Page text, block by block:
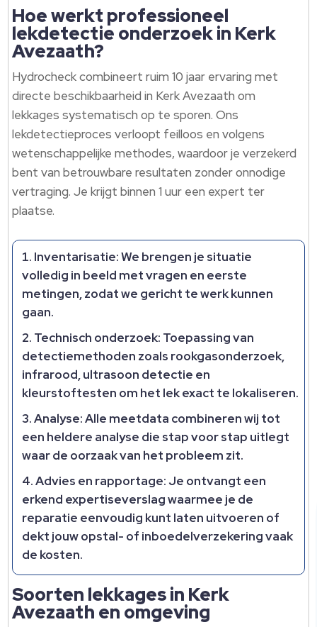
Hoe werkt professioneel
lekdetectie onderzoek in Kerk
Avezaath?
Hydrocheck combineert ruim 10 jaar ervaring met
directe beschikbaarheid in Kerk Avezaath om
lekkages systematisch op te sporen.​ Ons
lekdetectieproces verloopt feilloos en volgens
wetenschappelijke methodes, waardoor je verzekerd
bent van betrouwbare resultaten zonder onnodige
vertraging.​ Je krijgt binnen 1 uur een expert ter
plaatse.​
Inventarisatie: We brengen je situatie
volledig in beeld met vragen en eerste
metingen, zodat we gericht te werk kunnen
gaan.​
Technisch onderzoek: Toepassing van
detectiemethoden zoals rookgasonderzoek,
infrarood, ultrasoon detectie en
kleurstoftesten om het lek exact te lokaliseren.​
Analyse: Alle meetdata combineren wij tot
een heldere analyse die stap voor stap uitlegt
waar de oorzaak van het probleem zit.​
Advies en rapportage: Je ontvangt een
erkend expertiseverslag waarmee je de
reparatie eenvoudig kunt laten uitvoeren of
dekt jouw opstal- of inboedelverzekering vaak
de kosten.​
Soorten lekkages in Kerk
Avezaath en omgeving